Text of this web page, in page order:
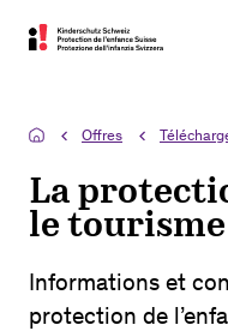
Offres
La
le tourisme
Informations et
protection de